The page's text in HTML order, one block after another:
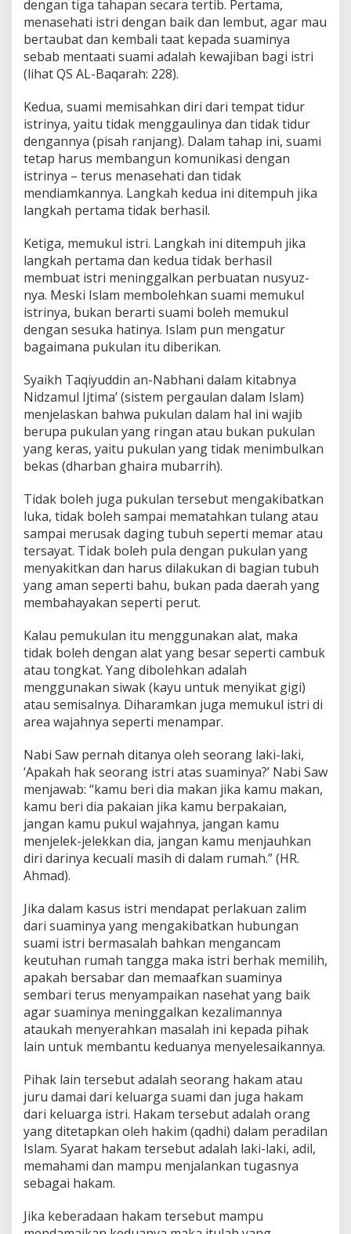
dengan tiga tahapan secara tertib. Pertama,
menasehati istri dengan baik dan lembut, agar mau
bertaubat dan kembali taat kepada suaminya
sebab mentaati suami adalah kewajiban bagi istri
(lihat QS AL-Baqarah: 228).
Kedua, suami memisahkan diri dari tempat tidur
istrinya, yaitu tidak menggaulinya dan tidak tidur
dengannya (pisah ranjang). Dalam tahap ini, suami
tetap harus membangun komunikasi dengan
istrinya – terus menasehati dan tidak
mendiamkannya. Langkah kedua ini ditempuh jika
langkah pertama tidak berhasil.
Ketiga, memukul istri. Langkah ini ditempuh jika
langkah pertama dan kedua tidak berhasil
membuat istri meninggalkan perbuatan nusyuz-
nya. Meski Islam membolehkan suami memukul
istrinya, bukan berarti suami boleh memukul
dengan sesuka hatinya. Islam pun mengatur
bagaimana pukulan itu diberikan.
Syaikh Taqiyuddin an-Nabhani dalam kitabnya
Nidzamul Ijtima’ (sistem pergaulan dalam Islam)
menjelaskan bahwa pukulan dalam hal ini wajib
berupa pukulan yang ringan atau bukan pukulan
yang keras, yaitu pukulan yang tidak menimbulkan
bekas (dharban ghaira mubarrih).
Tidak boleh juga pukulan tersebut mengakibatkan
luka, tidak boleh sampai mematahkan tulang atau
sampai merusak daging tubuh seperti memar atau
tersayat. Tidak boleh pula dengan pukulan yang
menyakitkan dan harus dilakukan di bagian tubuh
yang aman seperti bahu, bukan pada daerah yang
membahayakan seperti perut.
Kalau pemukulan itu menggunakan alat, maka
tidak boleh dengan alat yang besar seperti cambuk
atau tongkat. Yang dibolehkan adalah
menggunakan siwak (kayu untuk menyikat gigi)
atau semisalnya. Diharamkan juga memukul istri di
area wajahnya seperti menampar.
Nabi Saw pernah ditanya oleh seorang laki-laki,
‘Apakah hak seorang istri atas suaminya?’ Nabi Saw
menjawab: “kamu beri dia makan jika kamu makan,
kamu beri dia pakaian jika kamu berpakaian,
jangan kamu pukul wajahnya, jangan kamu
menjelek-jelekkan dia, jangan kamu menjauhkan
diri darinya kecuali masih di dalam rumah.” (HR.
Ahmad).
Jika dalam kasus istri mendapat perlakuan zalim
dari suaminya yang mengakibatkan hubungan
suami istri bermasalah bahkan mengancam
keutuhan rumah tangga maka istri berhak memilih,
apakah bersabar dan memaafkan suaminya
sembari terus menyampaikan nasehat yang baik
agar suaminya meninggalkan kezalimannya
ataukah menyerahkan masalah ini kepada pihak
lain untuk membantu keduanya menyelesaikannya.
Pihak lain tersebut adalah seorang hakam atau
juru damai dari keluarga suami dan juga hakam
dari keluarga istri. Hakam tersebut adalah orang
yang ditetapkan oleh hakim (qadhi) dalam peradilan
Islam. Syarat hakam tersebut adalah laki-laki, adil,
memahami dan mampu menjalankan tugasnya
sebagai hakam.
Jika keberadaan hakam tersebut mampu